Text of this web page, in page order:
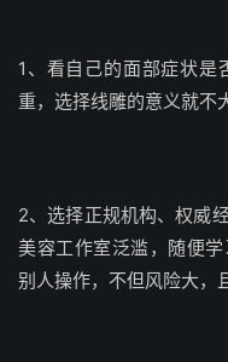
1、看自己的面部症状是
重，选择线雕的意义就不
2、选择正规机构、权威
美容工作室泛滥，随便
别人操作，不但风险大，